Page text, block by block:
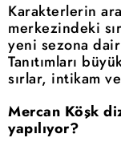
Karakterlerin
merkezindeki
yeni sezona
Tanıtımları
sırlar, intikam
Mercan Köşk
yapılıyor?